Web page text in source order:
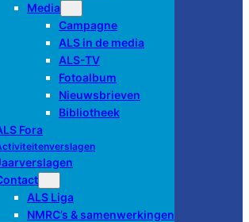
Media
Campagne
ALS in de media
ALS-TV
Fotoalbum
Nieuwsbrieven
Bibliotheek
Fora
ALS Liga
NMRC’s & samenwerkingen